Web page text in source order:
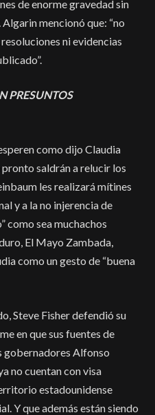
de enorme gravedad sin
Algarin mencionó que: “no
ni evidencias
PRESUNTOS
como dijo Claudia
pronto saldrán a relucir los
les realizará mítines
y a la no injerencia de
como sea muchachos
El Mayo Zambada,
como un gesto de “buena
Steve Fisher defendió su
en que sus fuentes de
gobernadores Alfonso
no cuentan con visa
estadounidense
Y que además están siendo